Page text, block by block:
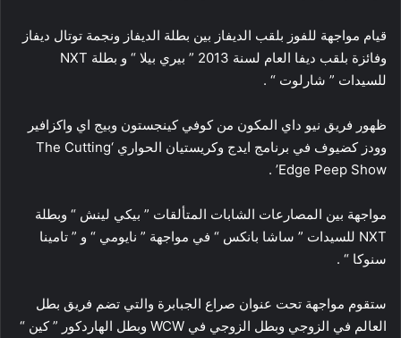
قيام مواجهة للفوز بلقب الديفاز بين بطلة الديفاز ونجمة توتال ديفاز
وفائزة بلقب ديفا العام لسنة 2013 ” بيري بيلا “ و بطلة NXT
للسيدات ” شارلوت “ .
ظهور فريق نيو داي المكون من كوفي كينجستون وبيج اي واكزافير
وودز كضيوف في برنامج ايدج وكريستيان الحواري ‘The Cutting
Edge Peep Show’ .
مواجهة بين المصارعات الشابات المتألقات ” بيكي لينش “ وبطلة
NXT للسيدات ” ساشا بانكس “ في مواجهة ” نايومي “ و ” تامينا
سنوكا “ .
ستقوم مواجهة تحت عنوان صراع الجبابرة والتي تضم فريق بطل
العالم في الزوجي وبطل الزوجي في WCW وبطل الهاردكور ” كين “